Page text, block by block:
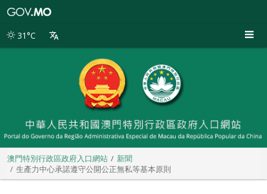
別
31°C
澳門特別行政區政府入口網站
新聞
生產力中心承諾遵守公開公正無私等基本原則